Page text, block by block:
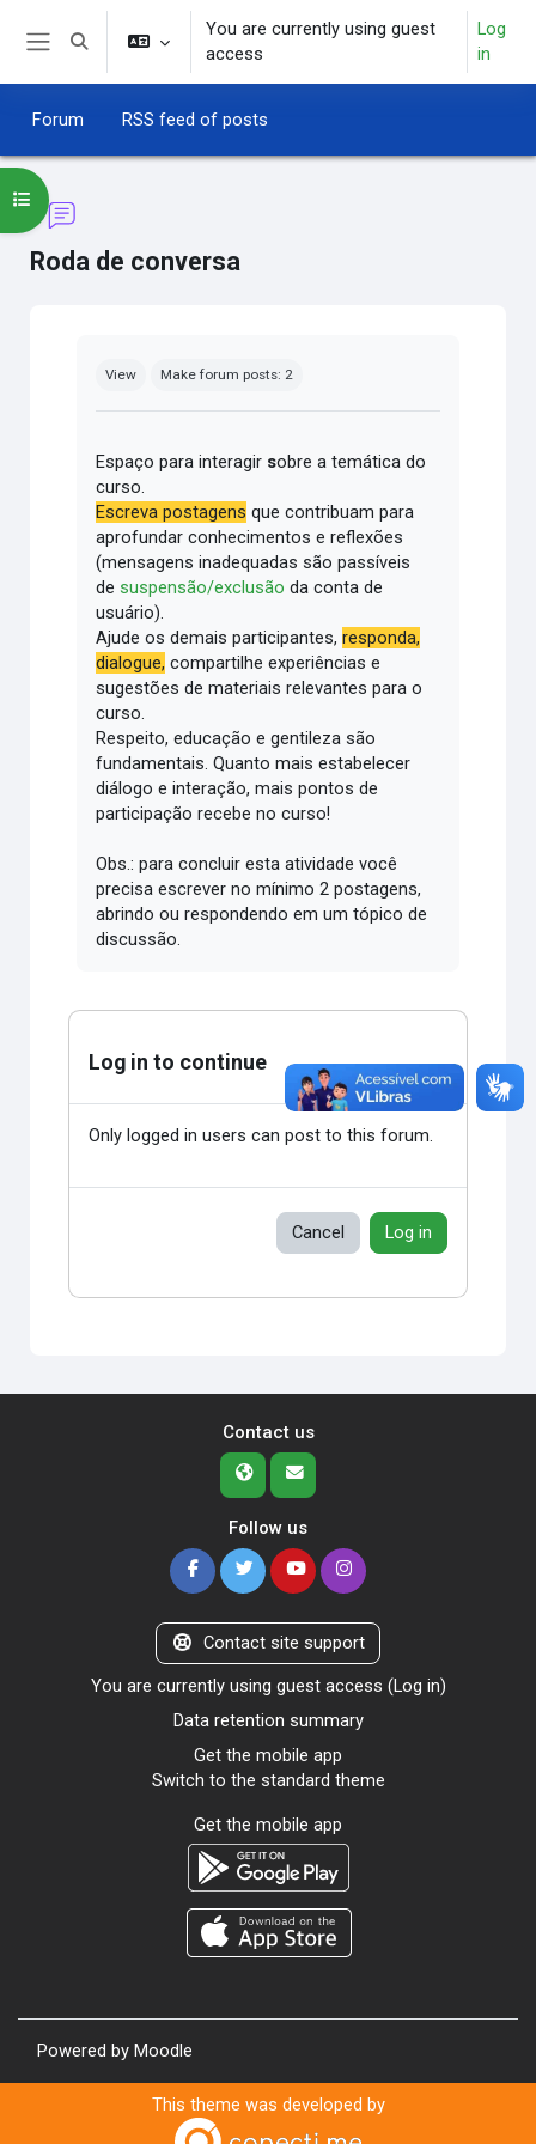
Skip to main content
Toggle search input
You are currently using guest
access
Log
in
Forum RSS feed of posts
Roda de conversa
Open course index
View Make forum posts: 2
Espaço para interagir sobre a temática do
curso.
Escreva postagens que contribuam para
aprofundar conhecimentos e reflexões
(mensagens inadequadas são passíveis
desuspensão/exclusão da conta de
usuário).
Ajude os demais participantes,responda,
dialogue, compartilhe experiências e
sugestões de materiais relevantes para o
curso.
Respeito, educação e gentileza são
fundamentais.Quanto mais estabelecer
diálogo e interação, mais pontos de
participação recebe no curso!
Obs.: para concluir esta atividade você
precisa escrever no mínimo 2 postagens,
abrindo ou respondendo em um tópico de
discussão.
Log in to continue
Only logged in users can post to this forum.
Cancel Log in
Contact us
Follow us
Contact site support
You are currently using guest access (Log in)
Data retention summary
Get the mobile app
Switch to the standard theme
Get the mobile app
Powered by Moodle
This theme was developed by